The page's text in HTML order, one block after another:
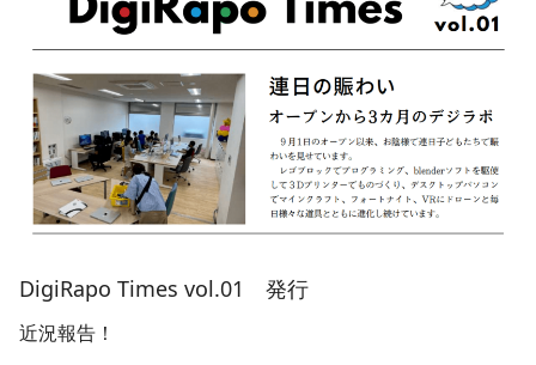
DigiRapo Times vol.01　発行
近況報告！